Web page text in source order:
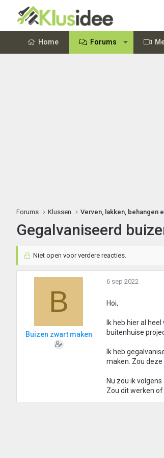
Home Forums
Forums Klussen Verven, lakken, behangen
Gegalvaniseerd
Niet open voor verdere reacties.
B
Buizen zwart maken
6 sep 2022
Hoi,
Ik heb hier al
buitenhuise
Ik heb
maken. Zou
Nu zou ik
Zou dit werken